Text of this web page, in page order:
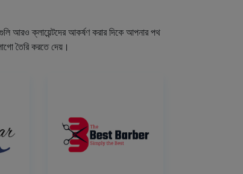
আরও ক্লায়েন্টদের আকর্ষণ করার দিকে আপনার পথ
তৈরি করতে দেয়।